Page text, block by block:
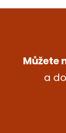
Můžete
a